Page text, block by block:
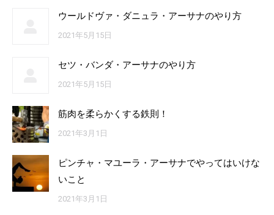
ウールドヴァ・ダニュラ・アーサナのやり方
2021年5月15日
セツ・バンダ・アーサナのやり方
2021年5月15日
筋肉を柔らかくする鉄則！
2021年3月1日
ピンチャ・マユーラ・アーサナでやってはいけな
いこと
2021年3月1日